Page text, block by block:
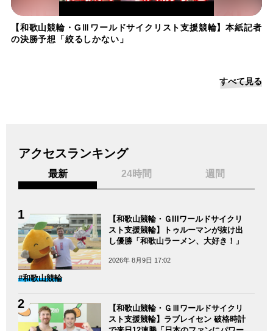
【和歌山競輪・GⅢワールドサイクリスト支援競輪】本紙記者
の決勝予想「絞るしかない」
すべて見る
アクセスランキング
最新 24時間 週間
【和歌山競輪・ＧIIIワールドサイクリ
スト支援競輪】トゥルーマンが抜け出
し優勝「和歌山ラーメン、大好き！」
2026年 8月9日 17:02
#和歌山競輪
【和歌山競輪・ＧⅢワールドサイクリ
スト支援競輪】ラブレイセン 破格時計